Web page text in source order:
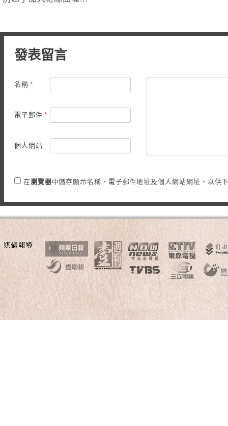
發表留言
名稱 *
電子郵件 *
個人網站
在瀏覽器中儲存顯示名稱、電子郵件地址及個人網站網址，以供